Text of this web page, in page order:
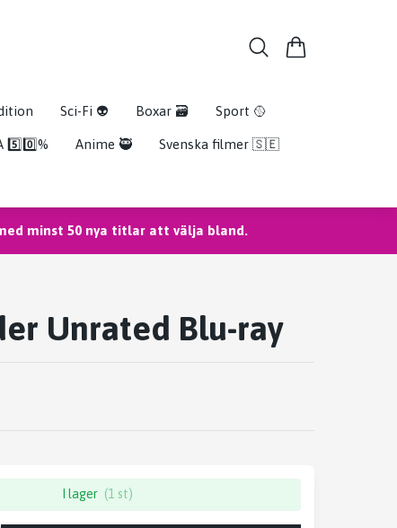
Sci-Fi 👽 Boxar 🗃️ Sport 🥎
5️⃣0️⃣% Anime 🥷 Svenska filmer 🇸🇪
minst 50 nya titlar att välja bland.
Unrated Blu-ray
I lager (1 st)